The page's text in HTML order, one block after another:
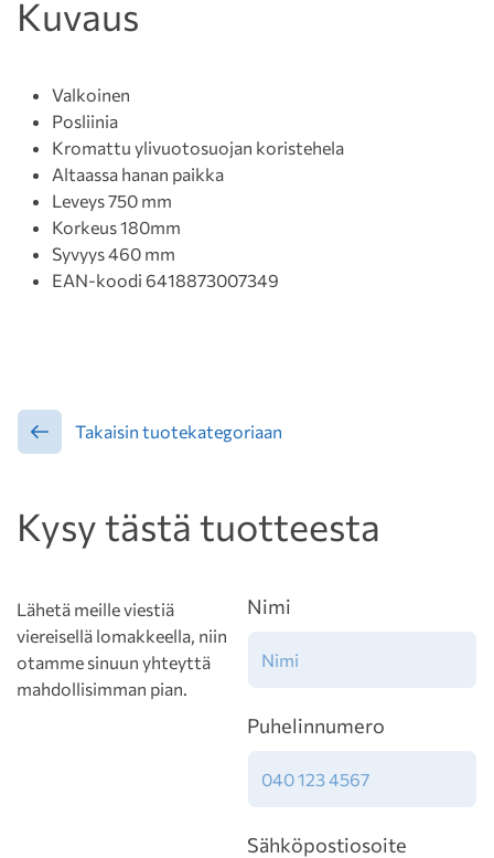
Kuvaus
Valkoinen
Posliinia
Kromattu ylivuotosuojan koristehela
Altaassa hanan paikka
Leveys 750 mm
Korkeus 180mm
Syvyys 460 mm
EAN-koodi 6418873007349
Takaisin tuotekategoriaan
Kysy tästä tuotteesta
Lähetä meille viestiä
viereisellä lomakkeella, niin
otamme sinuun yhteyttä
mahdollisimman pian.
Nimi
Puhelinnumero
Sähköpostiosoite